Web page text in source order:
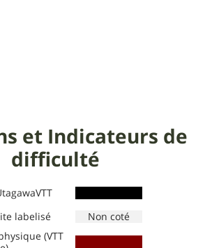
et Indicateurs de
difficulté
labelisé
:
:
(VTT